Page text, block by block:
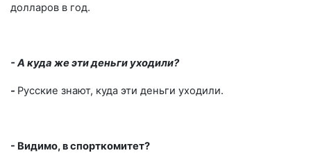
долларов в год.
- А куда же эти деньги уходили?
- Русские знают, куда эти деньги уходили.
- Видимо, в спорткомитет?